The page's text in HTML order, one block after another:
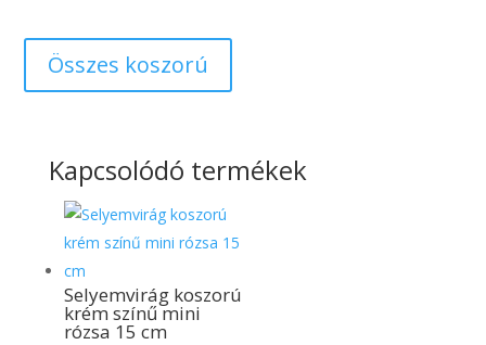
Összes koszorú
Kapcsolódó termékek
Selyemvirág koszorú
krém színű mini
rózsa 15 cm